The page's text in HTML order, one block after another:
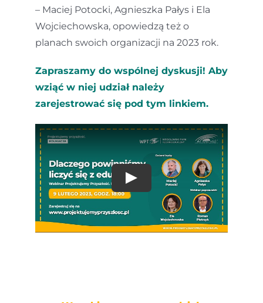
– Maciej Potocki, Agnieszka Pałys i Ela
Wojciechowska, opowiedzą też o
planach swoich organizacji na 2023 rok.
Zapraszamy do wspólnej dyskusji! Aby
wziąć w niej udział należy
zarejestrować się pod tym linkiem.